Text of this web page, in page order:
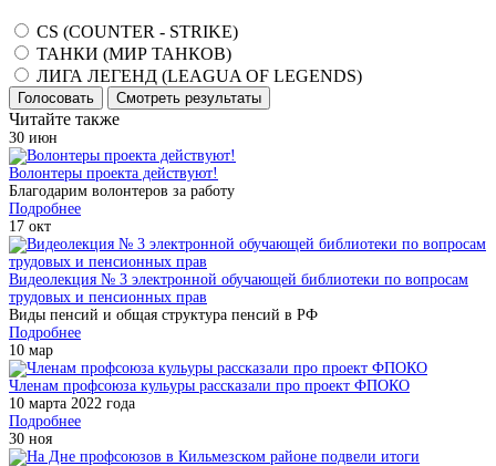
CS (COUNTER - STRIKE)
ТАНКИ (МИР ТАНКОВ)
ЛИГА ЛЕГЕНД (LEAGUA OF LEGENDS)
Голосовать Смотреть результаты
Читайте также
30 июн
Волонтеры проекта действуют!
Благодарим волонтеров за работу
Подробнее
17 окт
Видеолекция № 3 электронной обучающей библиотеки по вопросам
трудовых и пенсионных прав
Виды пенсий и общая структура пенсий в РФ
Подробнее
10 мар
Членам профсоюза кульуры рассказали про проект ФПОКО
10 марта 2022 года
Подробнее
30 ноя